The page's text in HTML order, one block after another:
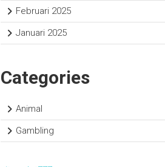
Februari 2025
Januari 2025
Categories
Animal
Gambling